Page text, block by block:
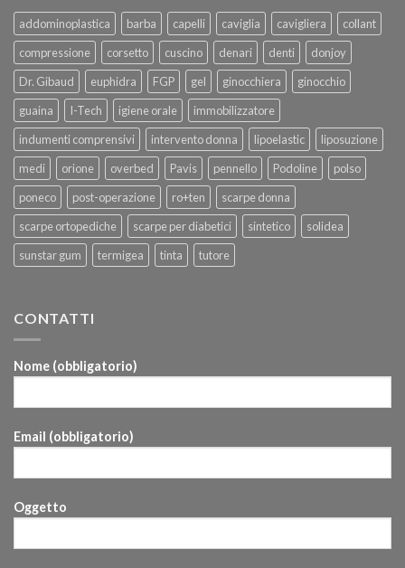
addominoplastica barba capelli caviglia cavigliera
collant
compressione
corsetto cuscino denari denti
donjoy
Dr. Gibaud
euphidra FGP gel ginocchiera
ginocchio
guaina
I-Tech igiene orale
immobilizzatore
indumenti comprensivi
intervento donna lipoelastic
liposuzione
medi
orione overbed Pavis pennello Podoline
polso
poneco
post-operazione ro+ten
scarpe donna
scarpe ortopediche
scarpe per diabetici sintetico
solidea
sunstar gum
termigea tinta tutore
CONTATTI
Nome (obbligatorio)
Email (obbligatorio)
Oggetto